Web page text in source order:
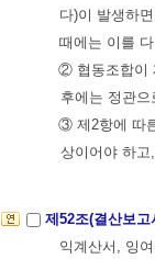
다)이 발생하
때에는 이를
② 협동조합이
후에는 정관
③ 제2항에 따
상이어야 하
제52조(결산보
익계산서, 잉